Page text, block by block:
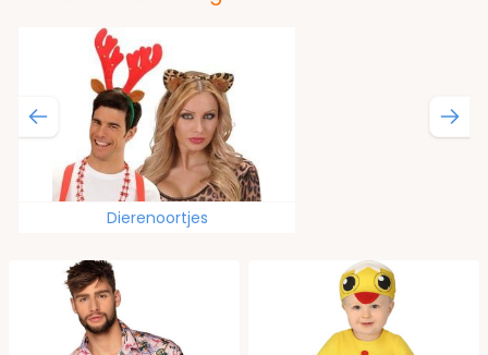
Dierenoortjes